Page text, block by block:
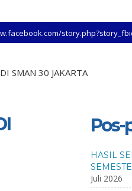
SMAN 30 JAKARTA
Pos-
HASIL
Juli 2026